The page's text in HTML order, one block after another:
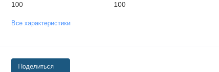
100 100
Все характеристики
Поделиться